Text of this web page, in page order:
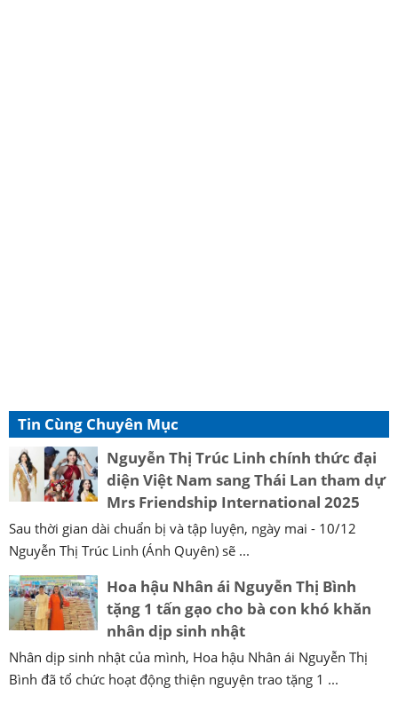
Tin Cùng Chuyên Mục
Nguyễn Thị Trúc Linh chính thức đại
diện Việt Nam sang Thái Lan tham dự
Mrs Friendship International 2025
Sau thời gian dài chuẩn bị và tập luyện, ngày mai - 10/12
Nguyễn Thị Trúc Linh (Ánh Quyên) sẽ ...
Hoa hậu Nhân ái Nguyễn Thị Bình
tặng 1 tấn gạo cho bà con khó khăn
nhân dịp sinh nhật
Nhân dịp sinh nhật của mình, Hoa hậu Nhân ái Nguyễn Thị
Bình đã tổ chức hoạt động thiện nguyện trao tặng 1 ...